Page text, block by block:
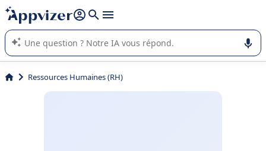
répondre (plusieurs lignes avec
L'IA de Appvizer vous guide dans l'utilisation ou la sélection de
logiciel SaaS en entreprise.
Ressources Humaines (RH)